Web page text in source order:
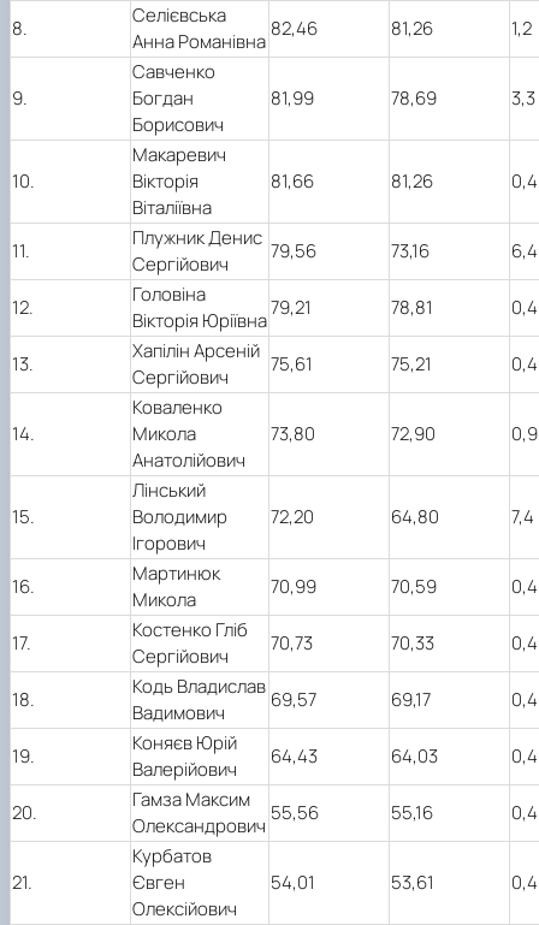
8.
Селієвська
Анна Романівна
82,46 81,26 1,2
9.
Савченко
Богдан
Борисович
81,99 78,69 3,3
10.
Макаревич
Вікторія
Віталіївна
81,66 81,26 0,4
11.
Плужник Денис
Сергійович
79,56 73,16 6,4
12.
Головіна
Вікторія Юріївна
79,21 78,81 0,4
13.
Хапілін Арсеній
Сергійович
75,61 75,21 0,4
14.
Коваленко
Микола
Анатолійович
73,80 72,90 0,9
15.
Лінський
Володимир
Ігорович
72,20 64,80 7,4
16.
Мартинюк
Микола
70,99 70,59 0,4
17.
Костенко Гліб
Сергійович
70,73 70,33 0,4
18.
Кодь Владислав
Вадимович
69,57 69,17 0,4
19.
Коняєв Юрій
Валерійович
64,43 64,03 0,4
20.
Гамза Максим
Олександрович
55,56 55,16 0,4
21.
Курбатов
Євген
Олексійович
54,01 53,61 0,4